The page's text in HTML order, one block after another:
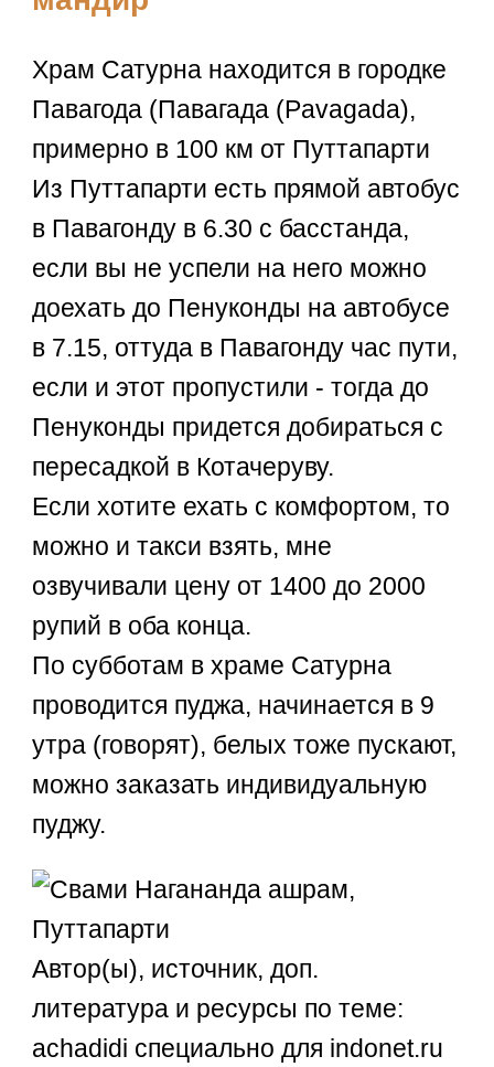
Храм Сатурна находится в городке
Павагода (Павагада (Pavagada),
примерно в 100 км от Путтапарти
Из Путтапарти есть прямой автобус
в Павагонду в 6.30 с басстанда,
если вы не успели на него можно
доехать до Пенуконды на автобусе
в 7.15, оттуда в Павагонду час пути,
если и этот пропустили - тогда до
Пенуконды придется добираться с
пересадкой в Котачеруву.
Если хотите ехать с комфортом, то
можно и такси взять, мне
озвучивали цену от 1400 до 2000
рупий в оба конца.
По субботам в храме Сатурна
проводится пуджа, начинается в 9
утра (говорят), белых тоже пускают,
можно заказать индивидуальную
пуджу.
Автор(ы), источник, доп.
литература и ресурсы по теме:
achadidi специально для indonet.ru